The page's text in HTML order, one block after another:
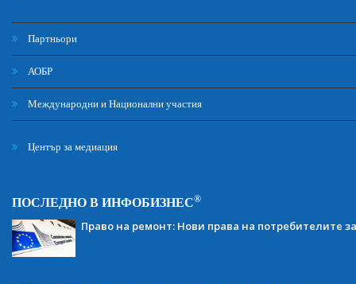
Партньори
АОБР
Международни и Национални участия
Център за медиация
ПОСЛЕДНО В ИНФОБИЗНЕС®
Право на ремонт: Нови права на потребителите